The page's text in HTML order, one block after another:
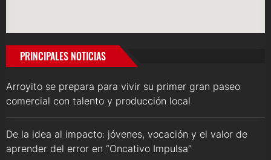
PRINCIPALES NOTICIAS
Arroyito se prepara para vivir su primer gran paseo
comercial con talento y producción local
De la idea al impacto: jóvenes, vocación y el valor de
aprender del error en “Oncativo Impulsa”